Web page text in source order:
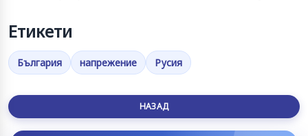
Етикети
България напрежение Русия
НАЗАД